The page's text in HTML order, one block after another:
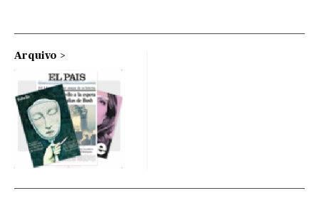
Arquivo